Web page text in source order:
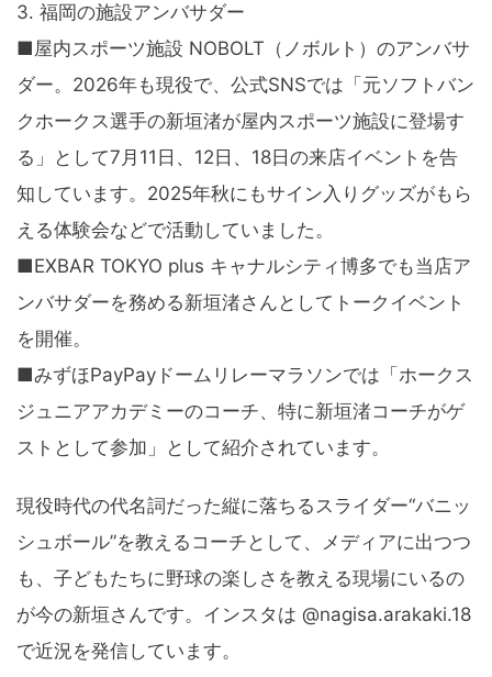
3. 福岡の施設アンバサダー
■屋内スポーツ施設 NOBOLT（ノボルト）のアンバサ
ダー。2026年も現役で、公式SNSでは「元ソフトバン
クホークス選手の新垣渚が屋内スポーツ施設に登場す
る」として7月11日、12日、18日の来店イベントを告
知しています。2025年秋にもサイン入りグッズがもら
える体験会などで活動していました。
■EXBAR TOKYO plus キャナルシティ博多でも当店ア
ンバサダーを務める新垣渚さんとしてトークイベント
を開催。
■みずほPayPayドームリレーマラソンでは「ホークス
ジュニアアカデミーのコーチ、特に新垣渚コーチがゲ
ストとして参加」として紹介されています。
現役時代の代名詞だった縦に落ちるスライダー“バニッ
シュボール”を教えるコーチとして、メディアに出つつ
も、子どもたちに野球の楽しさを教える現場にいるの
が今の新垣さんです。インスタは @nagisa.arakaki.18
で近況を発信しています。